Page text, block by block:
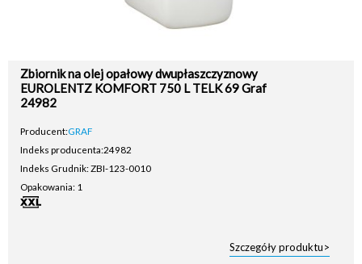
Zbiornik na olej opałowy dwupłaszczyznowy
EUROLENTZ KOMFORT 750 L TELK 69 Graf
24982
Producent:GRAF
Indeks producenta:24982
Indeks Grudnik: ZBI-123-0010
Opakowania: 1
Szczegóły produktu>